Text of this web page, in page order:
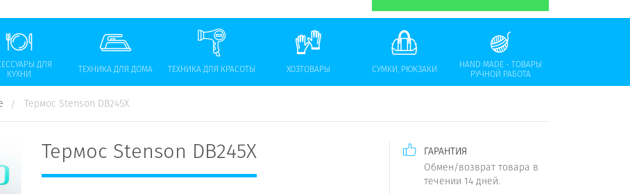
ДЛЯ
КУХНИ
ТЕХНИКА ДЛЯ ДОМА ТЕХНИКА ДЛЯ КРАСОТЫ ХОЗТОВАРЫ СУМКИ, РЮКЗАКИ
HAND MADE - ТОВАРЫ
РУЧНОЙ РАБОТА
Термос Stenson DB245X
Термос Stenson DB245X
ГАРАНТИЯ
Обмен/возврат товара в
течении 14 дней.